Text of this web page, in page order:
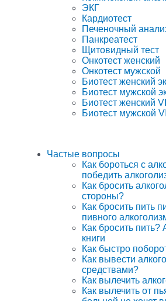
ЭКГ
Кардиотест
Печеночный
Панкреатест
Щитовидный тест
Онкотест женский
Онкотест мужской
Биотест женский
Биотест мужской
Биотест женский
Биотест мужской
Частые вопросы
Как бороться с
победить
Как бросить
стороны?
Как бросить пить
пивного
Как бросить пить?
книги
Как быстро
Как вывести
средствами?
Как вылечить
Как вылечить от